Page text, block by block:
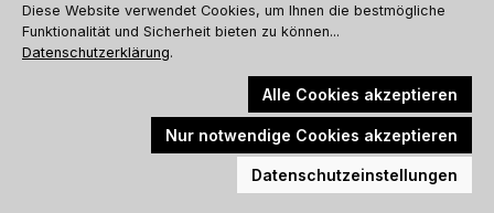
Vertrag widerrufen
Alle Preise inkl. gesetzl. Mehrwertsteuer zzgl.Versandkostenund ggf.
Nachnahmegebühren, wenn nicht anders angegeben.
© 2026 Küchenprofi Group Online-Shop - Alle Rechte vorbehalten.
Diese Website verwendet Cookies, um Ihnen die bestmögliche
Funktionalität und Sicherheit bieten zu können...
Datenschutzerklärung.
Alle Cookies akzeptieren
Nur notwendige Cookies akzeptieren
Datenschutzeinstellungen